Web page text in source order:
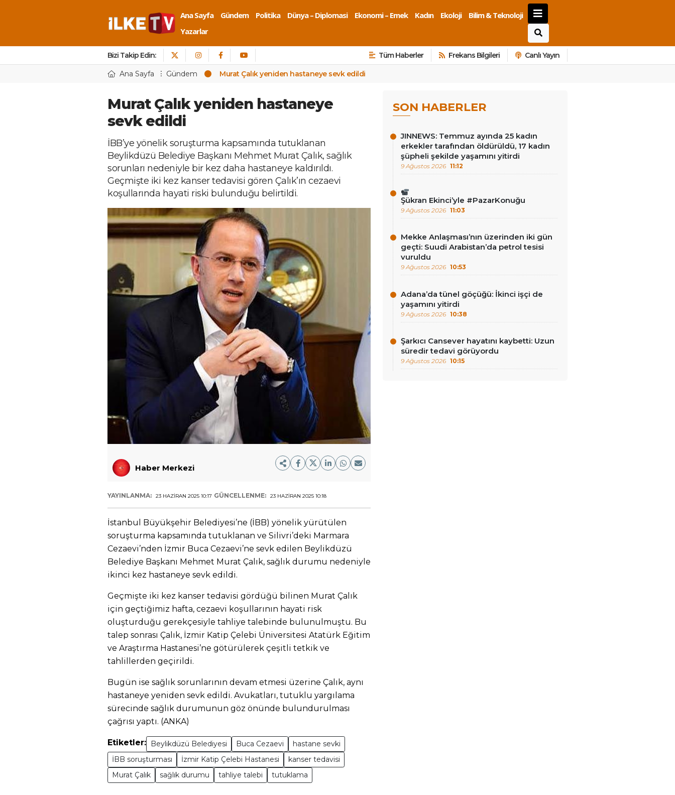
Ana Sayfa Gündem Politika Dünya – Diplomasi Ekonomi – Emek Kadın Ekoloji
Bilim & Teknoloji
Yazarlar
Bizi Takip Edin: Tüm Haberler Frekans Bilgileri Canlı Yayın
Ana Sayfa Gündem Murat Çalık yeniden hastaneye sevk edildi
Murat Çalık yeniden hastaneye
sevk edildi
İBB’ye yönelik soruşturma kapsamında tutuklanan
Beylikdüzü Belediye Başkanı Mehmet Murat Çalık, sağlık
sorunları nedeniyle bir kez daha hastaneye kaldırıldı.
Geçmişte iki kez kanser tedavisi gören Çalık’ın cezaevi
koşullarında hayati riski bulunduğu belirtildi.
Haber Merkezi
YAYINLANMA: 23 HAZIRAN 2025 10:17 GÜNCELLENME: 23 HAZIRAN 2025 10:18
İstanbul Büyükşehir Belediyesi’ne (İBB) yönelik yürütülen
soruşturma kapsamında tutuklanan ve Silivri’deki Marmara
Cezaevi’nden İzmir Buca Cezaevi’ne sevk edilen Beylikdüzü
Belediye Başkanı Mehmet Murat Çalık, sağlık durumu nedeniyle
ikinci kez hastaneye sevk edildi.
Geçmişte iki kez kanser tedavisi gördüğü bilinen Murat Çalık
için geçtiğimiz hafta, cezaevi koşullarının hayati risk
oluşturduğu gerekçesiyle tahliye talebinde bulunulmuştu. Bu
talep sonrası Çalık, İzmir Katip Çelebi Üniversitesi Atatürk Eğitim
ve Araştırma Hastanesi’ne götürülerek çeşitli tetkik ve
tahlillerden geçirildi.
Bugün ise sağlık sorunlarının devam etmesi üzerine Çalık, aynı
hastaneye yeniden sevk edildi. Avukatları, tutuklu yargılama
sürecinde sağlık durumunun göz önünde bulundurulması
çağrısı yaptı. (ANKA)
Etiketler: Beylikdüzü Belediyesi Buca Cezaevi
hastane sevki
İBB soruşturması
İzmir Katip Çelebi Hastanesi
kanser tedavisi
Murat Çalık
sağlık durumu tahliye talebi tutuklama
SON HABERLER
JINNEWS: Temmuz ayında 25 kadın
erkekler tarafından öldürüldü, 17 kadın
şüpheli şekilde yaşamını yitirdi
9 Ağustos 2026 11:12
Şükran Ekinci’yle #PazarKonuğu
9 Ağustos 2026 11:03
Mekke Anlaşması’nın üzerinden iki gün
geçti: Suudi Arabistan’da petrol tesisi
vuruldu
9 Ağustos 2026 10:53
Adana’da tünel göçüğü: İkinci işçi de
yaşamını yitirdi
9 Ağustos 2026 10:38
Şarkıcı Cansever hayatını kaybetti: Uzun
süredir tedavi görüyordu
9 Ağustos 2026 10:15